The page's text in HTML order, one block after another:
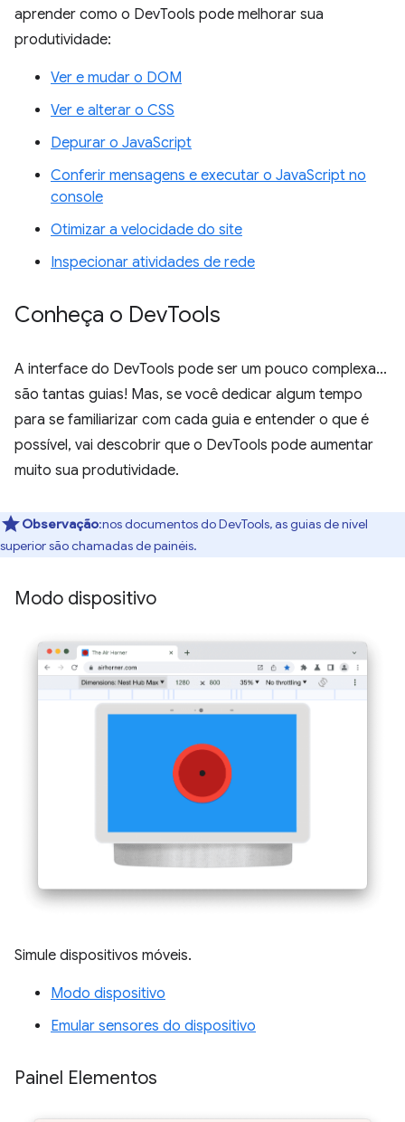
aprender como o DevTools pode melhorar sua
produtividade:
Ver e mudar o DOM
Ver e alterar o CSS
Depurar o JavaScript
Conferir mensagens e executar o JavaScript no
console
Otimizar a velocidade do site
Inspecionar atividades de rede
Conheça o DevTools
A interface do DevTools pode ser um pouco complexa...
são tantas guias! Mas, se você dedicar algum tempo
para se familiarizar com cada guia e entender o que é
possível, vai descobrir que o DevTools pode aumentar
muito sua produtividade.
Observação:nos documentos do DevTools, as guias de nível
superior são chamadas de painéis.
Modo dispositivo
Simule dispositivos móveis.
Modo dispositivo
Emular sensores do dispositivo
Painel Elementos